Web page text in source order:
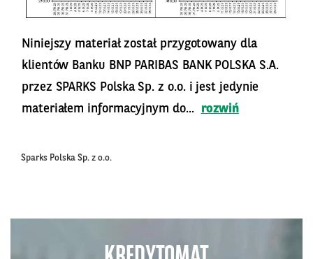
Niniejszy materiał został przygotowany dla
klientów Banku BNP PARIBAS BANK POLSKA S.A.
przez SPARKS Polska Sp. z o.o. i jest jedynie
materiałem informacyjnym do...
rozwiń
Sparks Polska Sp. z o.o.